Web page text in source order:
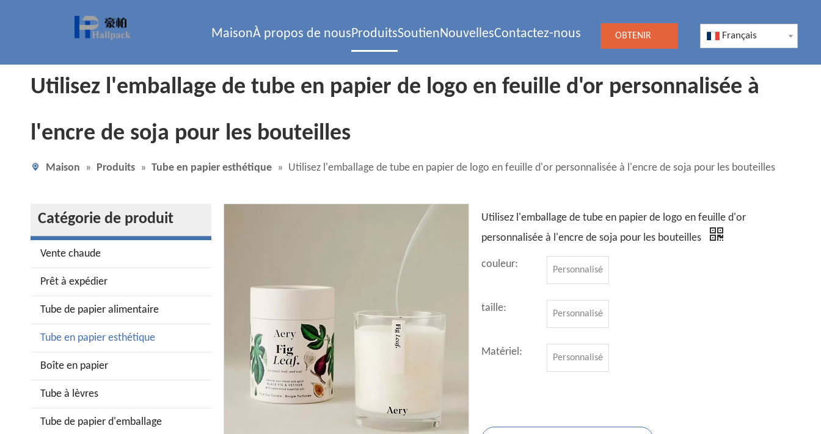
MaisonÀ propos de nousProduitsSoutienNouvellesContactez-nous OBTENIR Français
Utilisez l'emballage de tube en papier de logo en feuille d'or personnalisée à
l'encre de soja pour les bouteilles
Maison » Produits » Tube en papier esthétique » Utilisez l'emballage de tube en papier de logo en feuille d'or personnalisée à l'encre de soja pour les bouteilles
Catégorie de produit
Vente chaude
Prêt à expédier
Tube de papier alimentaire
Tube en papier esthétique
Boîte en papier
Tube à lèvres
Tube de papier d'emballage
Utilisez l'emballage de tube en papier de logo en feuille d'or
personnalisée à l'encre de soja pour les bouteilles
couleur: Personnalisé
taille: Personnalisé
Matériel: Personnalisé